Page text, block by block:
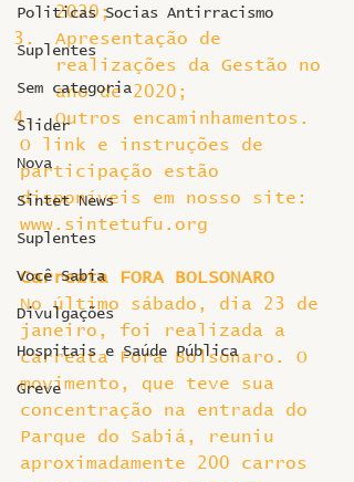
Politicas Socias Antirracismo
Suplentes
Sem categoria
Slider
Nova
Sintet News
Suplentes
Você Sabia
Divulgações
Hospitais e Saúde Pública
Greve
2020;
Apresentação de
realizações da Gestão no
ano de 2020;
Outros encaminhamentos.
O link e instruções de
participação estão
disponíveis em nosso site:
www.sintetufu.org
Carreata FORA BOLSONARO
No último sábado, dia 23 de
janeiro, foi realizada a
carreata Fora Bolsonaro. O
movimento, que teve sua
concentração na entrada do
Parque do Sabiá, reuniu
aproximadamente 200 carros